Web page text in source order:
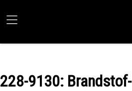
228-9130: Brandstof-